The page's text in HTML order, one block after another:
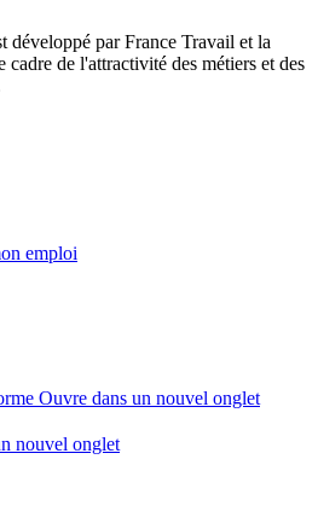
développé par France Travail et la
de l'attractivité des métiers et des
emploi
Ouvre dans un nouvel onglet
nouvel onglet